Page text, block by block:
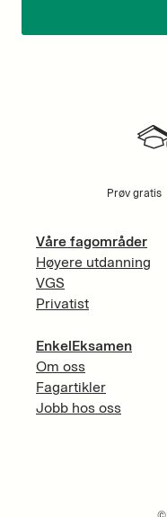
Prøv gratis
Våre fagområder
Høyere utdanning
VGS
Privatist
EnkelEksamen
Om oss
Fagartikler
Jobb hos oss